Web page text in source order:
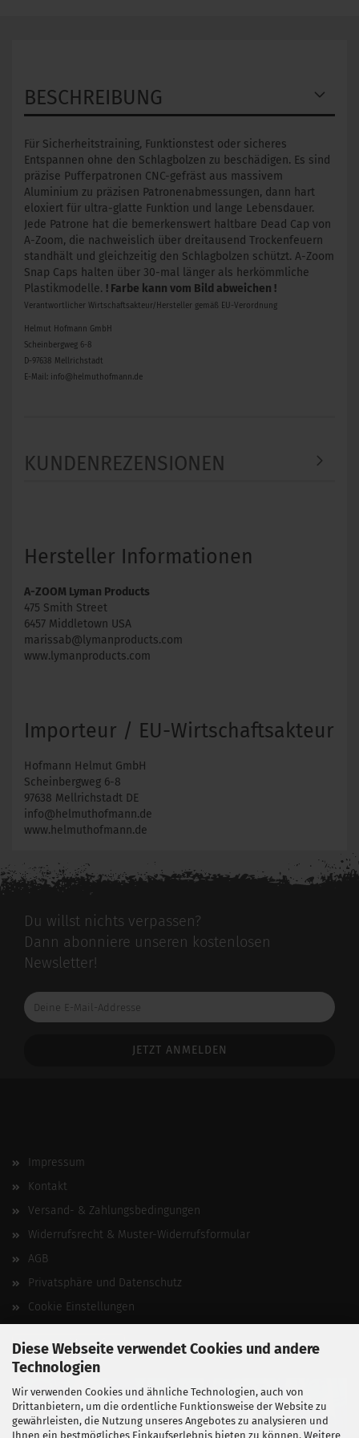
Diese Webseite verwendet Cookies und andere
Technologien
Wir verwenden Cookies und ähnliche Technologien, auch von
Drittanbietern, um die ordentliche Funktionsweise der Website zu
gewährleisten, die Nutzung unseres Angebotes zu analysieren und
Ihnen ein bestmögliches Einkaufserlebnis bieten zu können. Weitere
BESCHREIBUNG
Für Sicherheitstraining, Funktionstest oder sicheres
Entspannen ohne den Schlagbolzen zu beschädigen. Es sind
präzise Pufferpatronen CNC-gefräst aus massivem
Aluminium zu präzisen Patronenabmessungen, dann hart
eloxiert für ultra-glatte Funktion und lange Lebensdauer.
Jede Patrone hat die bemerkenswert haltbare Dead Cap von
A-Zoom, die nachweislich über dreitausend Trockenfeuern
standhält und gleichzeitig den Schlagbolzen schützt. A-Zoom
Snap Caps halten über 30-mal länger als herkömmliche
Plastikmodelle. ! Farbe kann vom Bild abweichen !
Verantwortlicher Wirtschaftsakteur/Hersteller gemäß EU-Verordnung
Helmut Hofmann GmbH
Scheinbergweg 6-8
D-97638 Mellrichstadt
E-Mail: info@helmuthofmann.de
KUNDENREZENSIONEN
Hersteller Informationen
A-ZOOM Lyman Products
475 Smith Street
6457 Middletown USA
marissab@lymanproducts.com
www.lymanproducts.com
Importeur / EU-Wirtschaftsakteur
Hofmann Helmut GmbH
Scheinbergweg 6-8
97638 Mellrichstadt DE
info@helmuthofmann.de
www.helmuthofmann.de
Du willst nichts verpassen?
Dann abonniere unseren kostenlosen
Newsletter!
Deine
E-
Impressum
Kontakt
Versand- & Zahlungsbedingungen
Widerrufsrecht & Muster-Widerrufsformular
AGB
Privatsphäre und Datenschutz
Cookie Einstellungen
Vertrag widerrufen